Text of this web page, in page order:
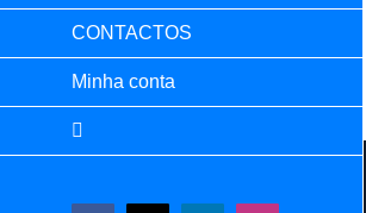
CONTACTOS
Minha conta